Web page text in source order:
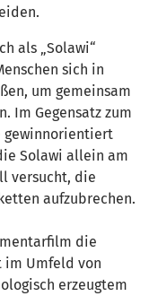
als „Solawi“
sich in
um gemeinsam
Im Gegensatz zum
gewinnorientiert
Solawi allein am
versucht, die
aufzubrechen.
die
im Umfeld von
erzeugtem